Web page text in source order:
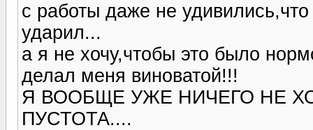
с работы даже не
ударил...
а я не хочу,чтобы это было
делал меня виноватой!!!
Я ВООБЩЕ УЖЕ НИЧЕГО НЕ
ПУСТОТА....